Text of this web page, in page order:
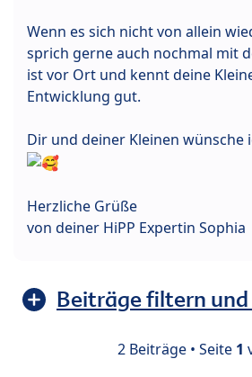
Wenn es sich nicht von allein
sprich gerne auch nochmal mit
ist vor Ort und kennt deine
Entwicklung gut.
Dir und deiner Kleinen wünsche
Herzliche Grüße
von deiner HiPP Expertin Sophia
Beiträge filtern
2 Beiträge • Seite 1